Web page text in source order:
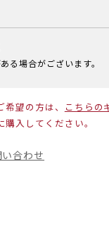
る場合がございます。
望の方は、 こちらの
入してください。
合わせ